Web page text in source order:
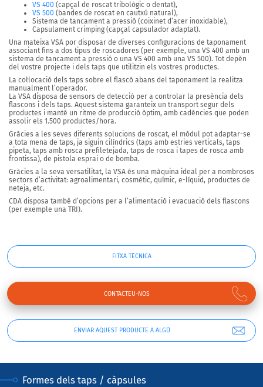
VS 400 (capçal de roscat tribològic o dentat),
VS 500 (bandes de roscat en cautxú natural),
Sistema de tancament a pressió (coixinet d’acer inoxidable),
Capsulament crimping (capçal capsulador adaptat).
Una mateixa VSA por disposar de diverses configuracions de taponament
associant fins a dos tipus de roscadores (per exemple, una VS 400 amb un
sistema de tancament a pressió o una VS 400 amb una VS 500). Tot depèn
del vostre projecte i dels taps que utilitzin els vostres productes.
La col·locació dels taps sobre el flascó abans del taponament la realitza
manualment l’operador.
La VSA disposa de sensors de detecció per a controlar la presència dels
flascons i dels taps. Aquest sistema garanteix un transport segur dels
productes i manté un ritme de producció òptim, amb cadències que poden
assolir els 1.500 productes/hora.
Gràcies a les seves diferents solucions de roscat, el mòdul pot adaptar-se
a tota mena de taps, ja siguin cilíndrics (taps amb estries verticals, taps
pipeta, taps amb rosca prefiletejada, taps de rosca i tapes de rosca amb
frontissa), de pistola esprai o de bomba.
Gràcies a la seva versatilitat, la VSA és una màquina ideal per a nombrosos
sectors d’activitat: agroalimentari, cosmètic, químic, e-líquid, productes de
neteja, etc.
CDA disposa també d’opcions per a l’alimentació i evacuació dels flascons
(per exemple una TRI).
ENVIAR AQUEST PRODUCTE A ALGÚ
FITXA TÈCNICA
CONTACTEU-NOS
Formes dels taps / càpsules